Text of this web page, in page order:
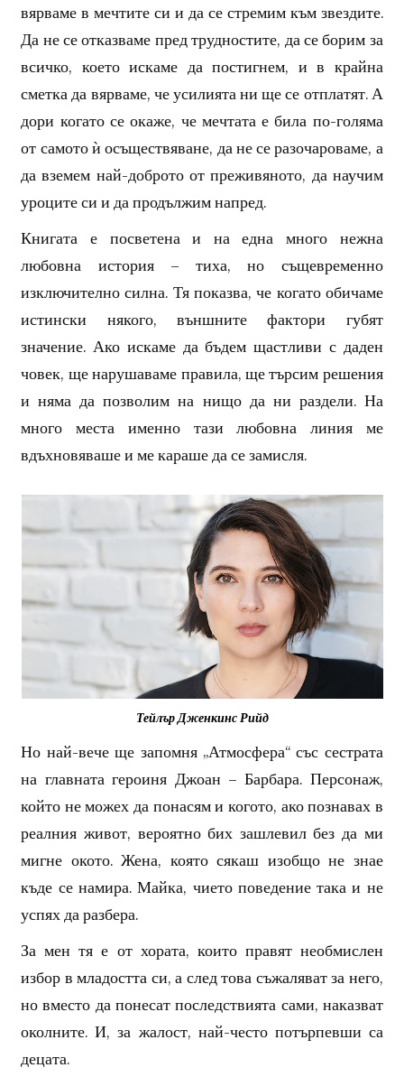
вярваме в мечтите си и да се стремим към звездите.
Да не се отказваме пред трудностите, да се борим за
всичко, което искаме да постигнем, и в крайна
сметка да вярваме, че усилията ни ще се отплатят. А
дори когато се окаже, че мечтата е била по-голяма
от самото ѝ осъществяване, да не се разочароваме, а
да вземем най-доброто от преживяното, да научим
уроците си и да продължим напред.
Книгата е посветена и на една много нежна
любовна история – тиха, но същевременно
изключително силна. Тя показва, че когато обичаме
истински някого, външните фактори губят
значение. Ако искаме да бъдем щастливи с даден
човек, ще нарушаваме правила, ще търсим решения
и няма да позволим на нищо да ни раздели. На
много места именно тази любовна линия ме
вдъхновяваше и ме караше да се замисля.
Тейлър Дженкинс Рийд
Но най-вече ще запомня „Атмосфера“ със сестрата
на главната героиня Джоан – Барбара. Персонаж,
който не можех да понасям и когото, ако познавах в
реалния живот, вероятно бих зашлевил без да ми
мигне окото. Жена, която сякаш изобщо не знае
къде се намира. Майка, чието поведение така и не
успях да разбера.
За мен тя е от хората, които правят необмислен
избор в младостта си, а след това съжаляват за него,
но вместо да понесат последствията сами, наказват
околните. И, за жалост, най-често потърпевши са
децата.